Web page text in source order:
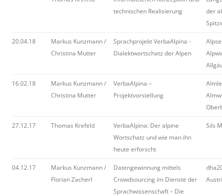
technischen Realisierung
der
20.04.18
Markus Kunzmann /
Christina Mutter
Sprachprojekt VerbaAlpina -
Dialektwortschatz der Alpen
16.02.18
Markus Kunzmann /
Christina Mutter
VerbaAlpina –
Projektvorstellung
27.12.17 Thomas Krefeld
VerbaAlpina: Der alpine
Wortschatz und wie man ihn
heute erforscht
Sils
04.12.17
Markus Kunzmann /
Florian Zacherl
Datengewinnung mittels
Crowdsourcing im Dienste der
Sprachwissenschaft – Die